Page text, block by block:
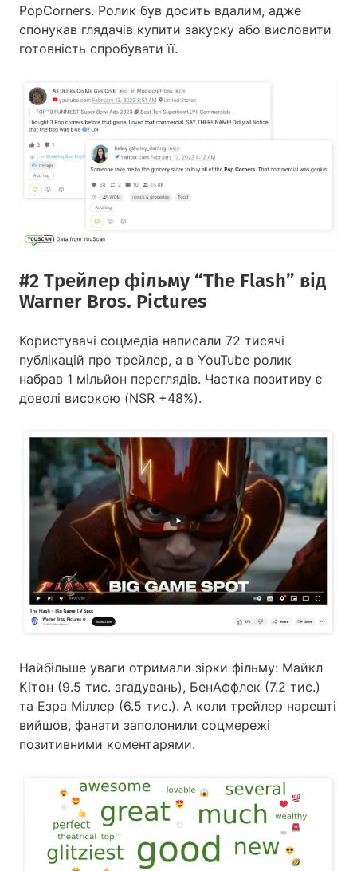
PopCorners. Ролик був досить вдалим, адже
спонукав глядачів купити закуску або висловити
готовність спробувати її.
#2 Трейлер фільму “The Flash” від
Warner Bros. Pictures
Користувачі соцмедіа написали 72 тисячі
публікацій про трейлер, а в YouTube ролик
набрав 1 мільйон переглядів. Частка позитиву є
доволі високою (NSR +48%).
Найбільше уваги отримали зірки фільму: Майкл
Кітон (9.5 тис. згадувань), БенАффлек (7.2 тис.)
та Езра Міллер (6.5 тис.). А коли трейлер нарешті
вийшов, фанати заполонили соцмережі
позитивними коментарями.